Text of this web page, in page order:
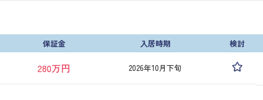
保証金 入居時期 検討
280万円 2026年10月下旬